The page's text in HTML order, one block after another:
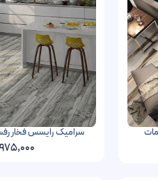
سرامیک رایسس فخار رفسنجان 20 در 120
975,000